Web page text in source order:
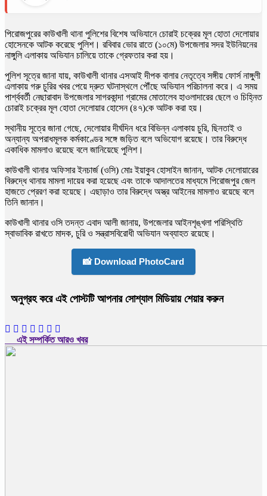
পিরোজপুরের কাউখালী থানা পুলিশের বিশেষ অভিযানে চোরাই চক্রের মূল হোতা দেলোয়ার
হোসেনকে আটক করেছে পুলিশ। রবিবার ভোর রাতে (১০মে) উপজেলার সদর ইউনিয়নের
নাঙ্গুলি এলাকায় অভিযান চালিয়ে তাকে গ্রেফতার করা হয়।
পুলিশ সূত্রে জানা যায়, কাউখালী থানার এসআই দীপক বালার নেতৃত্বে সঙ্গীয় ফোর্স নাঙ্গুলী
এলাকায় গরু চুরির খবর পেয়ে দ্রুত ঘটনাস্থলে পৌঁছে অভিযান পরিচালনা করে। এ সময়
পার্শ্ববর্তী নেছারাবাদ উপজেলার সাগরকান্দা গ্রামের মোতালেব হাওলাদারের ছেলে ও চিহ্নিত
চোরাই চক্রের মূল হোতা দেলোয়ার হোসেন (৪৭)কে আটক করা হয়।
স্থানীয় সূত্রে জানা গেছে, দেলোয়ার দীর্ঘদিন ধরে বিভিন্ন এলাকায় চুরি, ছিনতাই ও
অন্যান্য অপরাধমূলক কর্মকাণ্ডের সঙ্গে জড়িত বলে অভিযোগ রয়েছে। তার বিরুদ্ধে
একাধিক মামলাও রয়েছে বলে জানিয়েছে পুলিশ।
কাউখালী থানার অফিসার ইনচার্জ (ওসি) মোঃ ইয়াকুব হোসাইন জানান, আটক দেলোয়ারের
বিরুদ্ধে থানায় মামলা দায়ের করা হয়েছে এবং তাকে আদালতের মাধ্যমে পিরোজপুর জেল
হাজতে প্রেরণ করা হয়েছে। এছাড়াও তার বিরুদ্ধে অস্ত্র আইনের মামলাও রয়েছে বলে
তিনি জানান।
কাউখালী থানার ওসি তদন্ত এবাদ আলী জানায়, উপজেলার আইনশৃঙ্খলা পরিস্থিতি
স্বাভাবিক রাখতে মাদক, চুরি ও সন্ত্রাসবিরোধী অভিযান অব্যাহত রয়েছে।
📸 Download PhotoCard
অনুগ্রহ করে এই পোস্টটি আপনার সোশ্যাল মিডিয়ায় শেয়ার করুন
এই সম্পর্কিত আরও খবর